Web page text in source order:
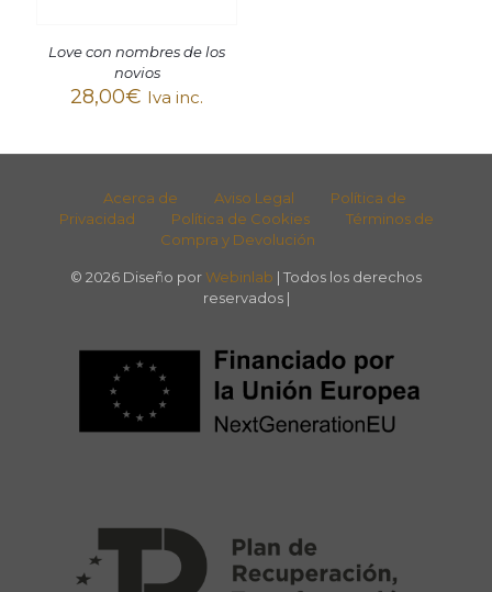
Love con nombres de los
novios
28,00€ Iva inc.
Acerca de Aviso Legal
Política de
Privacidad
Política de Cookies
Términos de
Compra y Devolución
© 2026 Diseño por Webinlab | Todos los derechos
reservados |